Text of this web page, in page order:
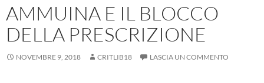
AMMUINA E IL BLOCCO
DELLA PRESCRIZIONE
NOVEMBRE 9, 2018 CRITLIB18 LASCIA UN COMMENTO